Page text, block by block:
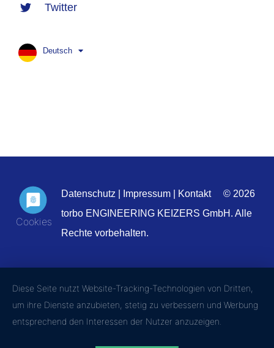
Twitter
Deutsch
Datenschutz Impressum Kontakt
© 2026
torbo ENGINEERING KEIZERS GmbH. Alle
Rechte vorbehalten.
Diese Seite nutzt Website-Tracking-Technologien von Dritten,
um ihre Dienste anzubieten, stetig zu verbessern und Werbung
entsprechend den Interessen der Nutzer anzuzeigen.